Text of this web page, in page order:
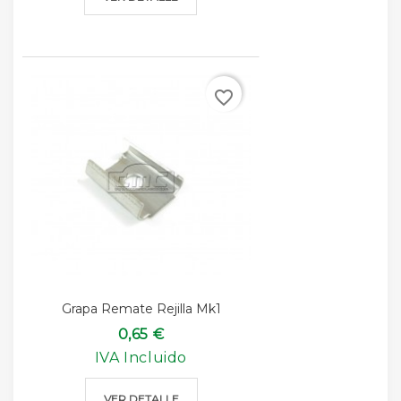
Grapa Remate Rejilla Mk1
0,65 €
IVA Incluido
favorite_border